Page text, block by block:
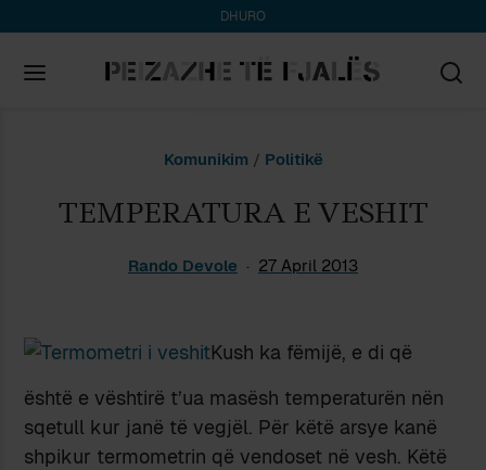
DHURO
Komunikim / Politikë
TEMPERATURA E VESHIT
Rando Devole 27 April 2013
Kush ka fëmijë, e di që
është e vështirë t’ua masësh temperaturën nën
sqetull kur janë të vegjël. Për këtë arsye kanë
shpikur termometrin që vendoset në vesh. Këtë